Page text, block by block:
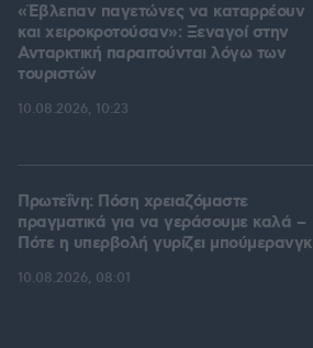
«Έβλεπαν παγετώνες να καταρρέουν
και χειροκροτούσαν»: Ξεναγοί στην
Ανταρκτική παραιτούνται λόγω των
τουριστών
10.08.2026, 10:23
Πρωτεΐνη: Πόση χρειαζόμαστε
πραγματικά για να γεράσουμε καλά –
Πότε η υπερβολή γυρίζει μπούμερανγκ
10.08.2026, 08:01